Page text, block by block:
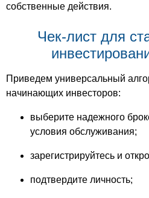
собственные действия.
Чек-лист для
Приведем универсальный
начинающих инвесторов:
выберите надежного
условия обслуживания;
зарегистрируйтесь и
подтвердите личность;